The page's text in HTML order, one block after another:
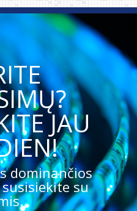
JAU
dominančios
su